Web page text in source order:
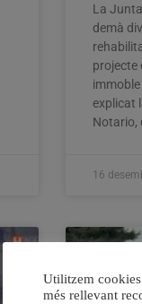
La
demà
projecte
explicat
Notario,
16
Utilitzem
més rellevant